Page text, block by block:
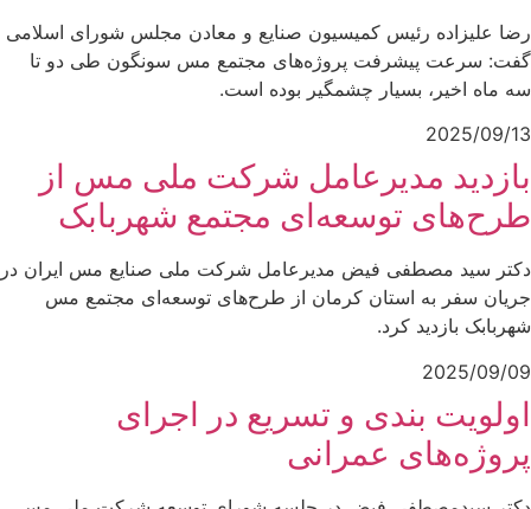
رضا علیزاده رئیس کمیسیون صنایع و معادن مجلس شورای اسلامی
گفت: سرعت پیشرفت پروژه‌های مجتمع مس سونگون طی دو تا
سه ماه اخیر، بسیار چشمگیر بوده است.
2025/09/13
بازدید مدیرعامل شرکت ملی مس از
طرح‌های توسعه‌ای مجتمع شهربابک
دکتر سید مصطفی فیض مدیرعامل شرکت ملی صنایع مس ایران در
جریان سفر به استان کرمان از طرح‌های توسعه‌ای مجتمع مس
شهربابک بازدید کرد.
2025/09/09
اولویت بندی و تسریع در اجرای
پروژه‌های عمرانی